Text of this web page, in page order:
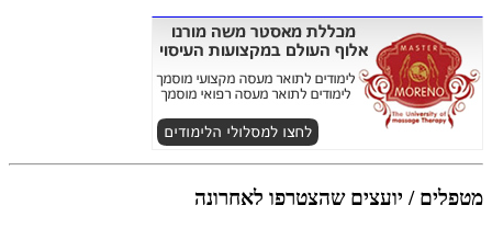
מטפלים / יועצים שהצטרפו לאחרונה